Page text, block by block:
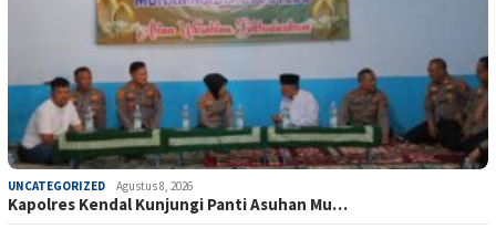
UNCATEGORIZED Agustus 8, 2026
Kapolres Kendal Kunjungi Panti Asuhan Mu…